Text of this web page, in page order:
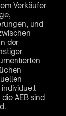
Verkäufer
und
der
individuell
AEB sind